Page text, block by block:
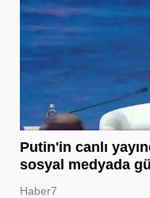
Putin'in canlı
sosyal medyada
Haber7